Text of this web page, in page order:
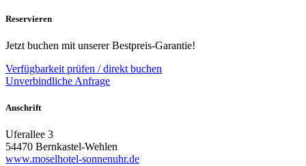
Reservieren
Jetzt buchen mit unserer Bestpreis-Garantie!
Verfügbarkeit prüfen / direkt buchen
Unverbindliche Anfrage
Anschrift
Uferallee 3
54470 Bernkastel-Wehlen
www.moselhotel-sonnenuhr.de